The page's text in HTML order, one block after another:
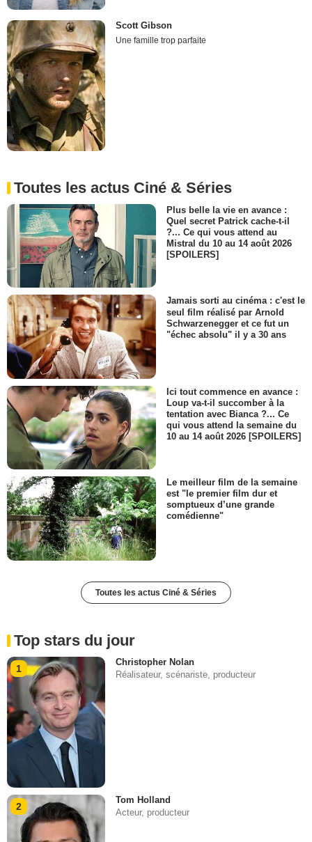
Scott Gibson
Une famille trop parfaite
Toutes les actus Ciné & Séries
Plus belle la vie en avance :
Quel secret Patrick cache-t-il
?... Ce qui vous attend au
Mistral du 10 au 14 août 2026
[SPOILERS]
Jamais sorti au cinéma : c'est le
seul film réalisé par Arnold
Schwarzenegger et ce fut un
"échec absolu" il y a 30 ans
Ici tout commence en avance :
Loup va-t-il succomber à la
tentation avec Bianca ?... Ce
qui vous attend la semaine du
10 au 14 août 2026 [SPOILERS]
Le meilleur film de la semaine
est "le premier film dur et
somptueux d’une grande
comédienne"
Toutes les actus Ciné & Séries
Top stars du jour
1
Christopher Nolan
Réalisateur, scénariste, producteur
2
Tom Holland
Acteur, producteur